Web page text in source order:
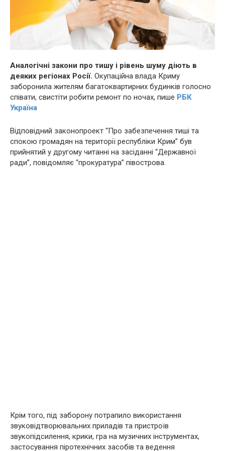
Аналогічні закони про тишу і рівень шуму діють в
деяких регіонах Росії. Окупаційна влада Криму
заборонила жителям багатоквартирних будинків голосно
співати, свистіти робити ремонт по ночах, пише РБК
Україна
Відповідний законопроект “Про забезпечення тиші та
спокою громадян на території республіки Крим” був
прийнятий у другому читанні на засіданні “Державної
ради”, повідомляє “прокуратура” півострова.
Крім того, під заборону потрапило використання
звуковідтворювальних приладів та пристроїв
звукопідсилення, крики, гра на музичних інструментах,
застосування піротехнічних засобів та ведення